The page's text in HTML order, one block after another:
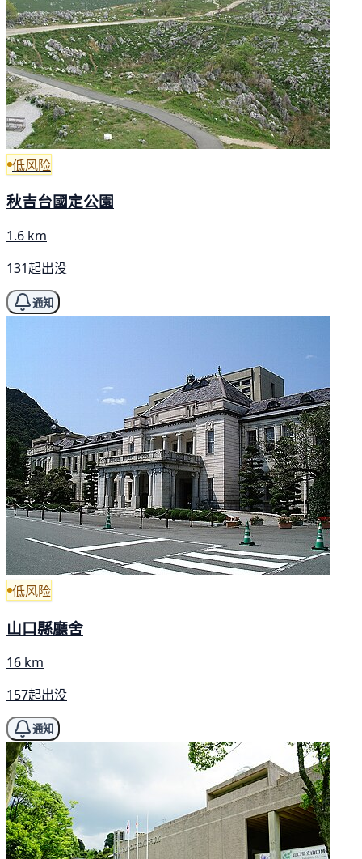
低风险
秋吉台國定公園
1.6 km
131起出没
通知
低风险
山口縣廳舍
16 km
157起出没
通知